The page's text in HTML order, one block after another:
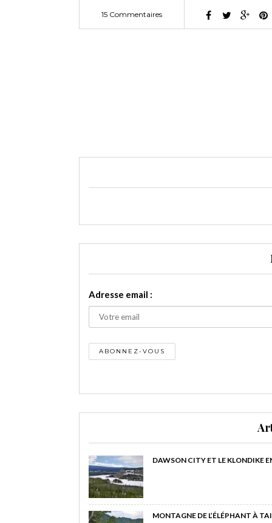
15 Commentaires
Adresse email :
DAWSON CITY ET LE KLONDIKE
MONTAGNE DE L’ÉLÉPHANT À